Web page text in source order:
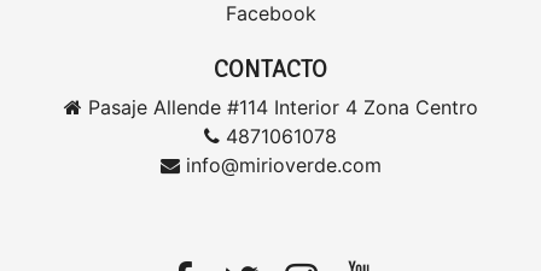
Facebook
CONTACTO
Pasaje Allende #114 Interior 4 Zona Centro
4871061078
info@mirioverde.com